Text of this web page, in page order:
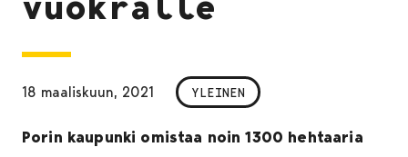
18 maaliskuun, 2021 YLEINEN
Porin kaupunki omistaa noin 1300 hehtaaria